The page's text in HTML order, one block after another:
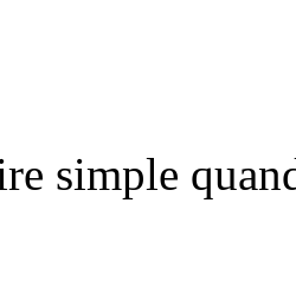
simple